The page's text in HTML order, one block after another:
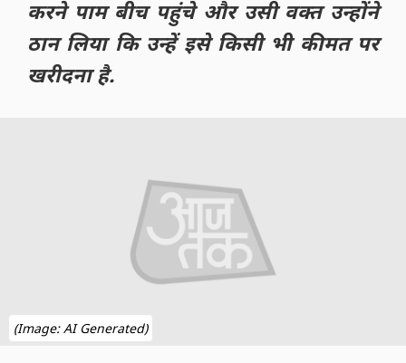
करने पाम बीच पहुंचे और उसी वक्त उन्होंने
ठान लिया कि उन्हें इसे किसी भी कीमत पर
खरीदना है.